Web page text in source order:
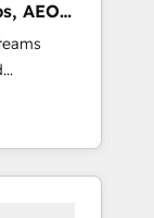
agents
AEO
led